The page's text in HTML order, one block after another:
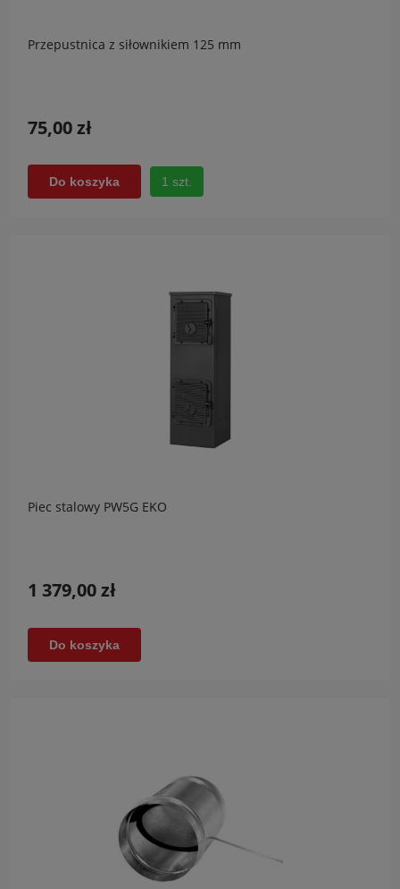
Przepustnica z siłownikiem 125 mm
75,00 zł
Do koszyka 1 szt.
Piec stalowy PW5G EKO
1 379,00 zł
Do koszyka